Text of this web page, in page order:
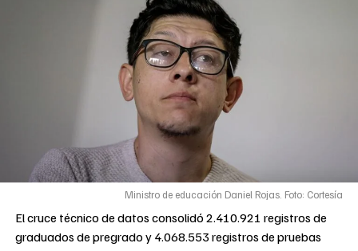
Ministro de educación Daniel Rojas. Foto: Cortesía
El cruce técnico de datos consolidó 2.410.921 registros de
graduados de pregrado y 4.068.553 registros de pruebas